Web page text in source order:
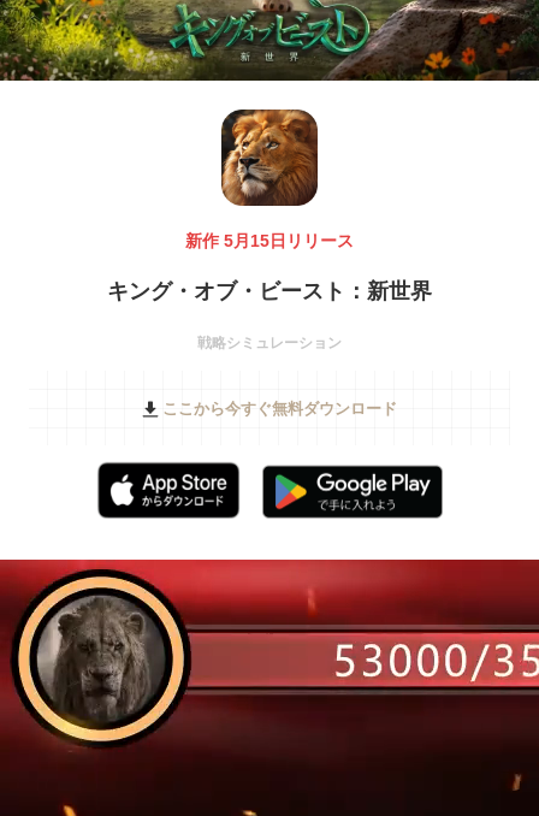
新作 5月15日リリース
キング・オブ・ビースト：新世界
戦略シミュレーション
ここから今すぐ無料ダウンロード